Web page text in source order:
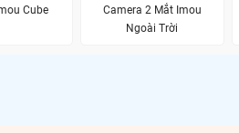
Cube
Camera 2 Mắt Imou
Ngoài Trời